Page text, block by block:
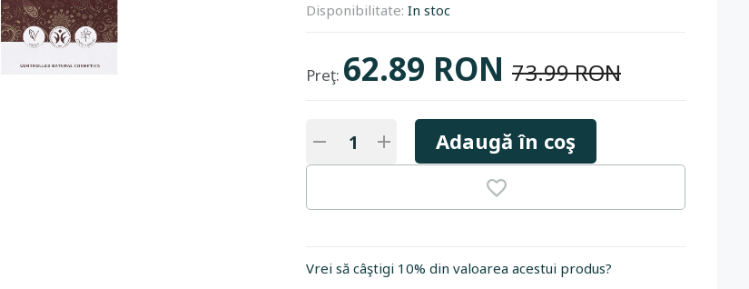
Disponibilitate: In stoc
Preţ: 62.89 RON 73.99 RON
Adaugă în coş
Vrei să câştigi 10% din valoarea acestui produs?